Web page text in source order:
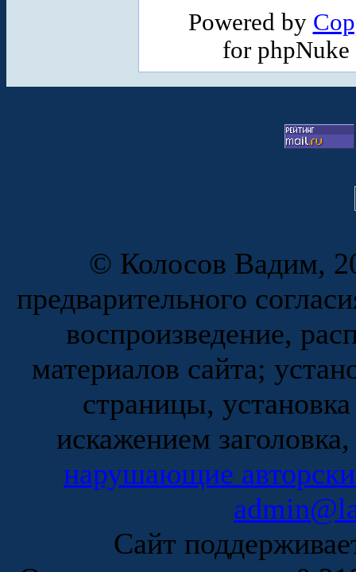
Powered by
for
© Колосов Вадим,
предварительного
воспроизведение,
материалов сайта;
страницы,
искажением
нарушающие
Сайт